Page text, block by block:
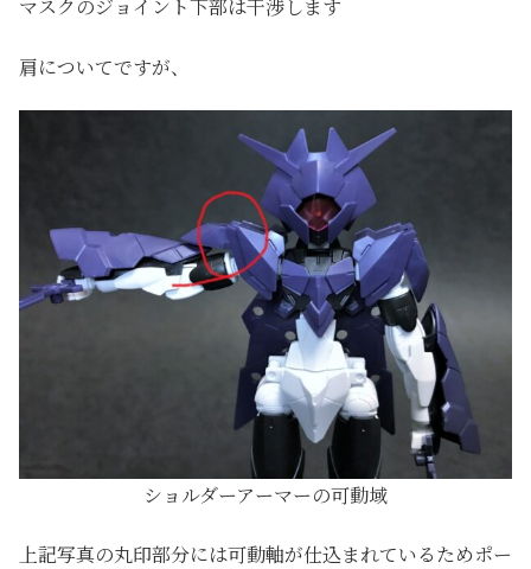
マスクのジョイント下部は干渉します
肩についてですが、
ショルダーアーマーの可動域
上記写真の丸印部分には可動軸が仕込まれているためポー